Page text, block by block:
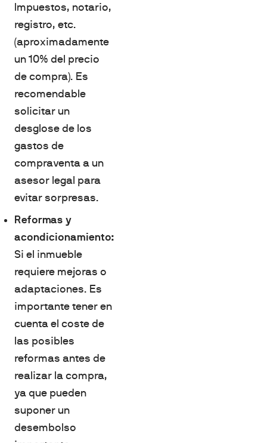
Impuestos, notario,
registro, etc.
(aproximadamente
un 10% del precio
de compra). Es
recomendable
solicitar un
desglose de los
gastos de
compraventa a un
asesor legal para
evitar sorpresas.
Reformas y
acondicionamiento:
Si el inmueble
requiere mejoras o
adaptaciones. Es
importante tener en
cuenta el coste de
las posibles
reformas antes de
realizar la compra,
ya que pueden
suponer un
desembolso